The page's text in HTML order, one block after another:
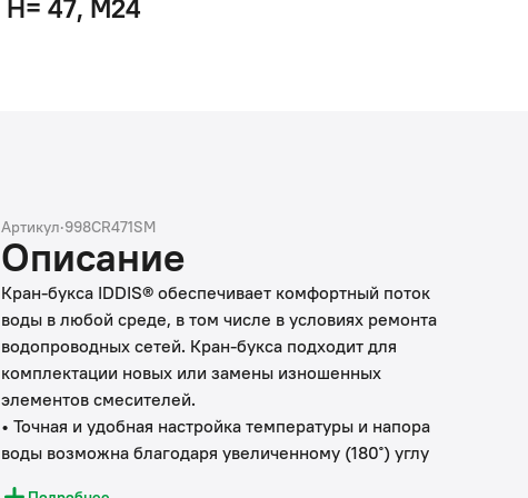
H= 47, M24
Артикул·998CR471SM
Описание
Кран-букса IDDIS® обеспечивает комфортный поток
воды в любой среде, в том числе в условиях ремонта
водопроводных сетей. Кран-букса подходит для
комплектации новых или замены изношенных
элементов смесителей.
• Точная и удобная настройка температуры и напора
воды возможна благодаря увеличенному (180˚) углу